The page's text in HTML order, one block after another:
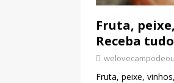
Fruta,
Receba
Fruta, peixe,